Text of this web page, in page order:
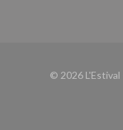
© 2026